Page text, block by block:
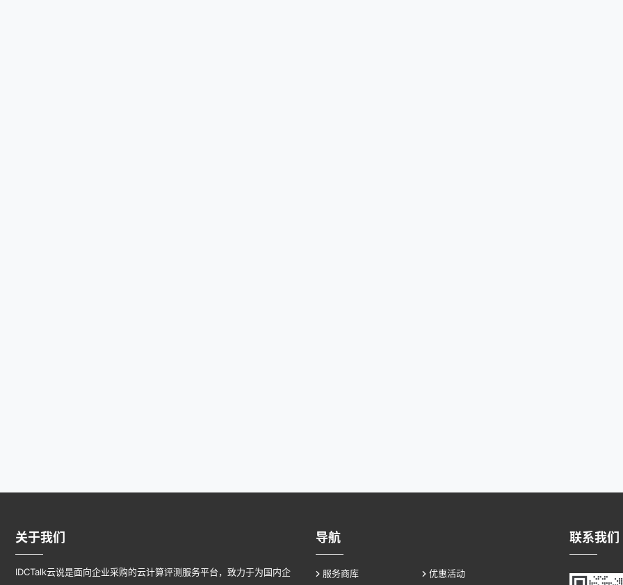
关于我们
IDCTalk云说是面向企业采购的云计算评测服务平台，致力于为国内企
导航
服务商库 优惠活动
联系我们